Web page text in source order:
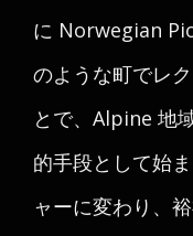
に Norwegian
のような町でレ
とで、Alpine 地
的手段として始
ャーに変わり、